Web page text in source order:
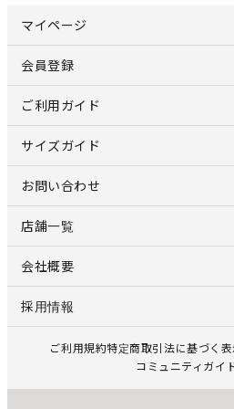
マイページ
会員登録
ご利用ガイド
サイズガイド
お問い合わせ
店舗一覧
会社概要
採用情報
ご利用規約特定商取引法に基づく表
コミュニティガイ